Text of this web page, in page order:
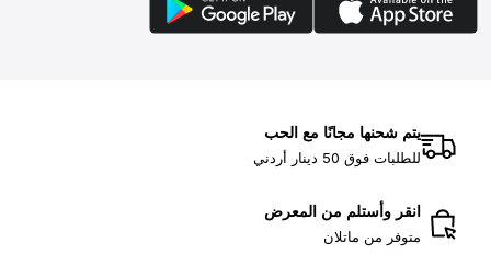
يتم شحنها مجانًا مع الحب
للطلبات فوق 50 دينار أردني
انقر وأستلم من المعرض
متوفر من ماتلان